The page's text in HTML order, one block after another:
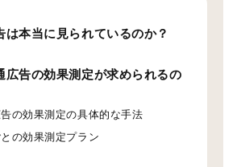
は本当に見られているのか？
広告の効果測定が求められるの
の効果測定の具体的な手法
の効果測定プラン